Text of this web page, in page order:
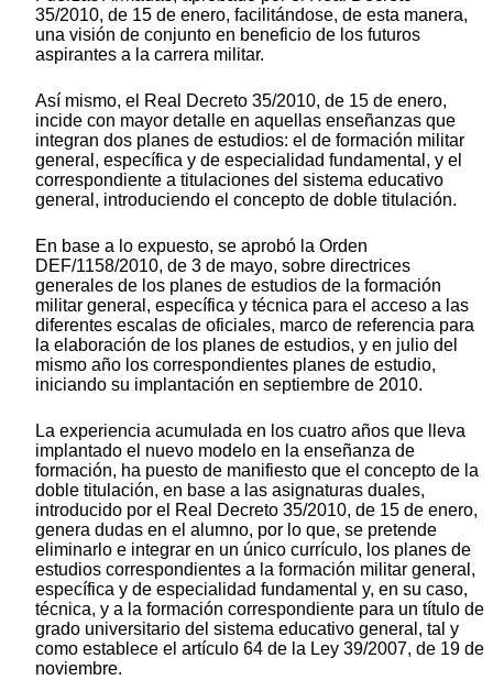
35/2010, de 15 de enero, facilitándose, de esta manera,
una visión de conjunto en beneficio de los futuros
aspirantes a la carrera militar.
Así mismo, el Real Decreto 35/2010, de 15 de enero,
incide con mayor detalle en aquellas enseñanzas que
integran dos planes de estudios: el de formación militar
general, específica y de especialidad fundamental, y el
correspondiente a titulaciones del sistema educativo
general, introduciendo el concepto de doble titulación.
En base a lo expuesto, se aprobó la Orden
DEF/1158/2010, de 3 de mayo, sobre directrices
generales de los planes de estudios de la formación
militar general, específica y técnica para el acceso a las
diferentes escalas de oficiales, marco de referencia para
la elaboración de los planes de estudios, y en julio del
mismo año los correspondientes planes de estudio,
iniciando su implantación en septiembre de 2010.
La experiencia acumulada en los cuatro años que lleva
implantado el nuevo modelo en la enseñanza de
formación, ha puesto de manifiesto que el concepto de la
doble titulación, en base a las asignaturas duales,
introducido por el Real Decreto 35/2010, de 15 de enero,
genera dudas en el alumno, por lo que, se pretende
eliminarlo e integrar en un único currículo, los planes de
estudios correspondientes a la formación militar general,
específica y de especialidad fundamental y, en su caso,
técnica, y a la formación correspondiente para un título de
grado universitario del sistema educativo general, tal y
como establece el artículo 64 de la Ley 39/2007, de 19 de
noviembre.